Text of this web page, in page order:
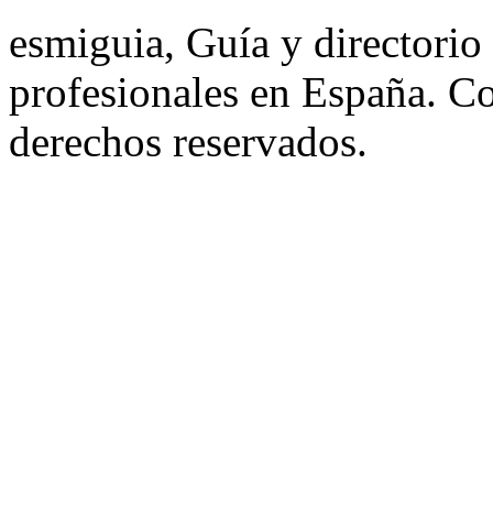
esmiguia, Guía y directorio
profesionales en España.
derechos reservados.